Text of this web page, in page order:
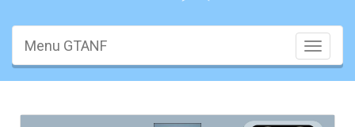
Toggle
Menu GTANF